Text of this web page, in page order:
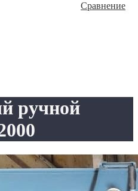
Сравнение
ручной